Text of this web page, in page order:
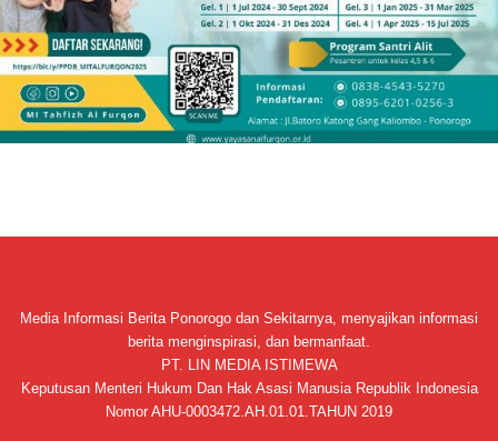
Media Informasi Berita Ponorogo dan Sekitarnya, menyajikan informasi
berita menginspirasi, dan bermanfaat.
PT. LIN MEDIA ISTIMEWA
Keputusan Menteri Hukum Dan Hak Asasi Manusia Republik Indonesia
Nomor AHU-0003472.AH.01.01.TAHUN 2019